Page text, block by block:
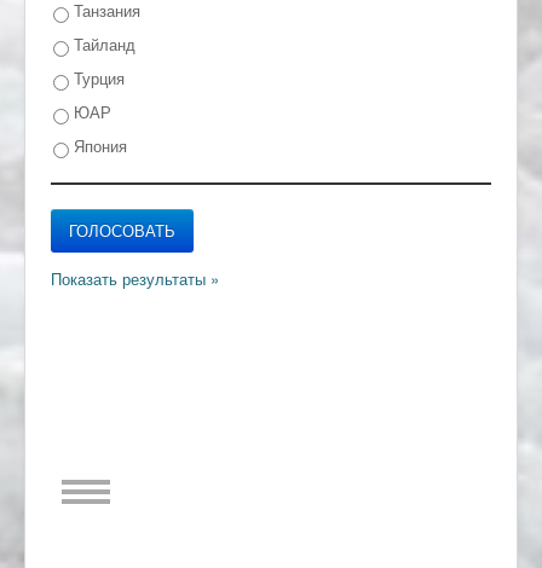
Танзания
Тайланд
Турция
ЮАР
Япония